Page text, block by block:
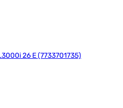
26 E (7733701735)